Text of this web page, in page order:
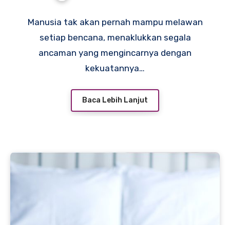
Manusia tak akan pernah mampu melawan
setiap bencana, menaklukkan segala
ancaman yang mengincarnya dengan
kekuatannya…
Baca Lebih Lanjut